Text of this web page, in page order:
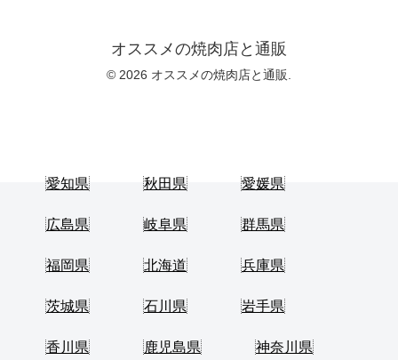
オススメの焼肉店と通販
© 2026 オススメの焼肉店と通販.
愛知県 秋田県 愛媛県
広島県 岐阜県 群馬県
福岡県 北海道 兵庫県
茨城県 石川県 岩手県
香川県 鹿児島県 神奈川県